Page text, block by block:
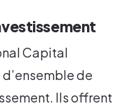
Capital
de
Ils offrent